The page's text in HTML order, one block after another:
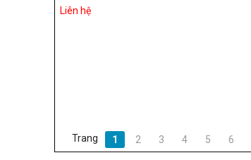
Liên hệ
Trang 1 2 3 4 5 6